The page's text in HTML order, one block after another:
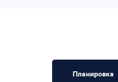
Планировка